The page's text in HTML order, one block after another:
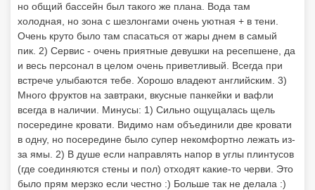
но общий бассейн был такого же плана. Вода там
холодная, но зона с шезлонгами очень уютная + в тени.
Очень круто было там спасаться от жары днем в самый
пик. 2) Сервис - очень приятные девушки на ресепшене, да
и весь персонал в целом очень приветливый. Всегда при
встрече улыбаются тебе. Хорошо владеют английским. 3)
Много фруктов на завтраки, вкусные панкейки и вафли
всегда в наличии. Минусы: 1) Сильно ощущалась щель
посередине кровати. Видимо нам объединили две кровати
в одну, но посередине было супер некомфортно лежать из-
за ямы. 2) В душе если направлять напор в углы плинтусов
(где соединяются стены и пол) отходят какие-то черви. Это
было прям мерзко если честно :) Больше так не делала :)